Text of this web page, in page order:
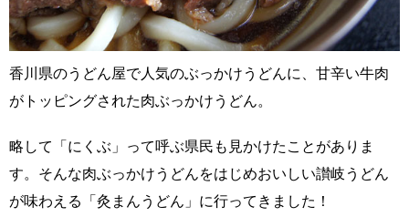
香川県のうどん屋で人気のぶっかけうどんに、甘辛い牛肉
がトッピングされた肉ぶっかけうどん。
略して「にくぶ」って呼ぶ県民も見かけたことがありま
す。そんな肉ぶっかけうどんをはじめおいしい讃岐うどん
が味わえる「灸まんうどん」に行ってきました！